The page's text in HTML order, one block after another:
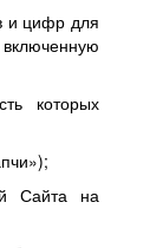
и цифр для
которых
Сайта на